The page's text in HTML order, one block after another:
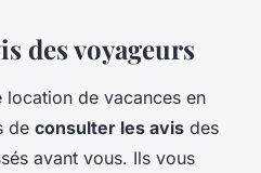
des voyageurs
de vacances en
de consulter les avis des
avant vous. Ils vous